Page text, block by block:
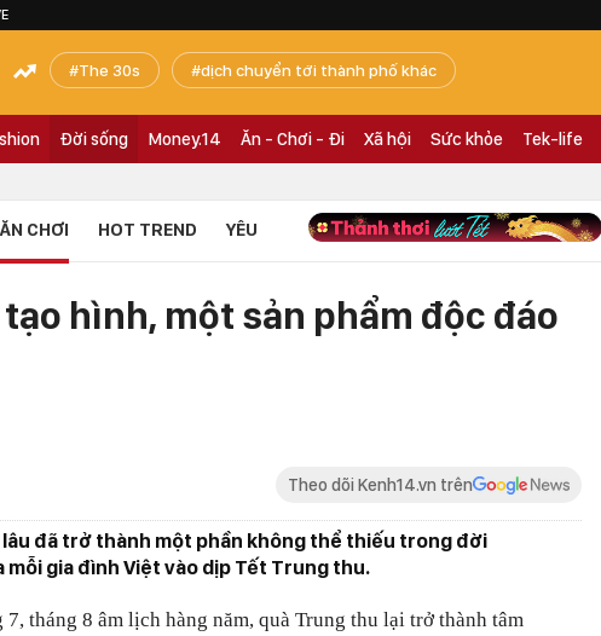
The 30s dịch chuyển tới thành phố khác
Đời sống Money.14 Ăn - Chơi - Đi Xã hội Sức khỏe Tek-life
CHƠI HOT TREND YÊU
hình, một sản phẩm độc đáo
Theo dõi Kenh14.vn trên
đã trở thành một phần không thể thiếu trong đời
mỗi gia đình Việt vào dịp Tết Trung thu.
7, tháng 8 âm lịch hàng năm, quà Trung thu lại trở thành tâm